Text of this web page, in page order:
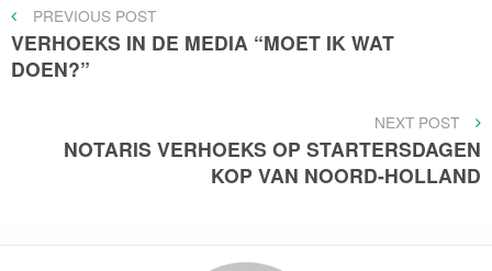
Bericht
navigatie
PREVIOUS
POST
PREVIOUS POST
VERHOEKS IN DE MEDIA “MOET IK WAT
DOEN?”
NEXT
POST
NEXT POST
NOTARIS VERHOEKS OP STARTERSDAGEN
KOP VAN NOORD-HOLLAND